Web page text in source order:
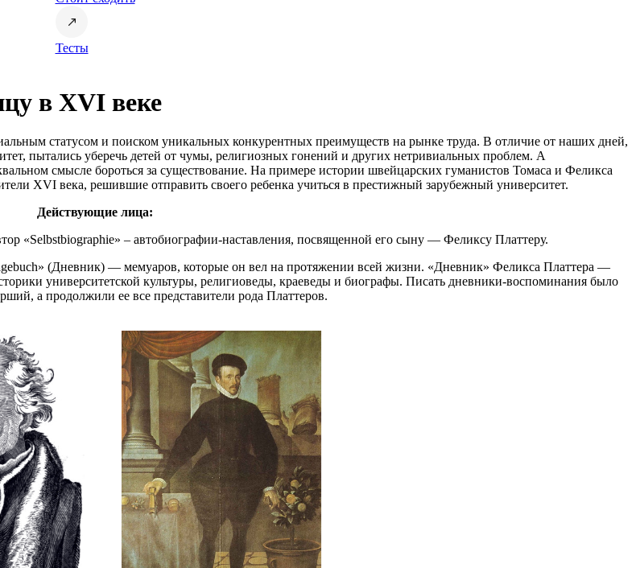
Тесты
в XVI веке
статусом и поиском уникальных конкурентных преимуществ на рынке труда. В отличие от наших дней,
пытались уберечь детей от чумы, религиозных гонений и других нетривиальных проблем. А
смысле бороться за существование. На примере истории швейцарских гуманистов Томаса и Феликса
XVI века, решившие отправить своего ребенка учиться в престижный зарубежный университет.
Действующие лица:
«Selbstbiographie» – автобиографии-наставления, посвященной его сыну — Феликсу Платтеру.
(Дневник) — мемуаров, которые он вел на протяжении всей жизни. «Дневник» Феликса Платтера —
университетской культуры, религиоведы, краеведы и биографы. Писать дневники-воспоминания было
а продолжили ее все представители рода Платтеров.